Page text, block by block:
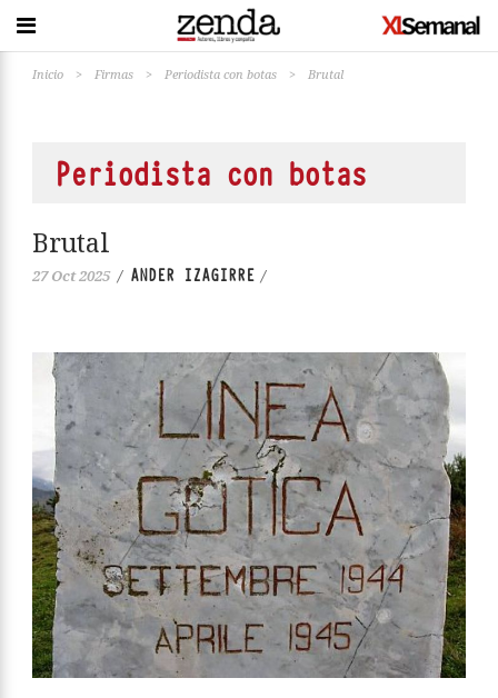
Inicio > Firmas > Periodista con botas > Brutal
Periodista con botas
Brutal
27 Oct 2025 / ANDER IZAGIRRE /